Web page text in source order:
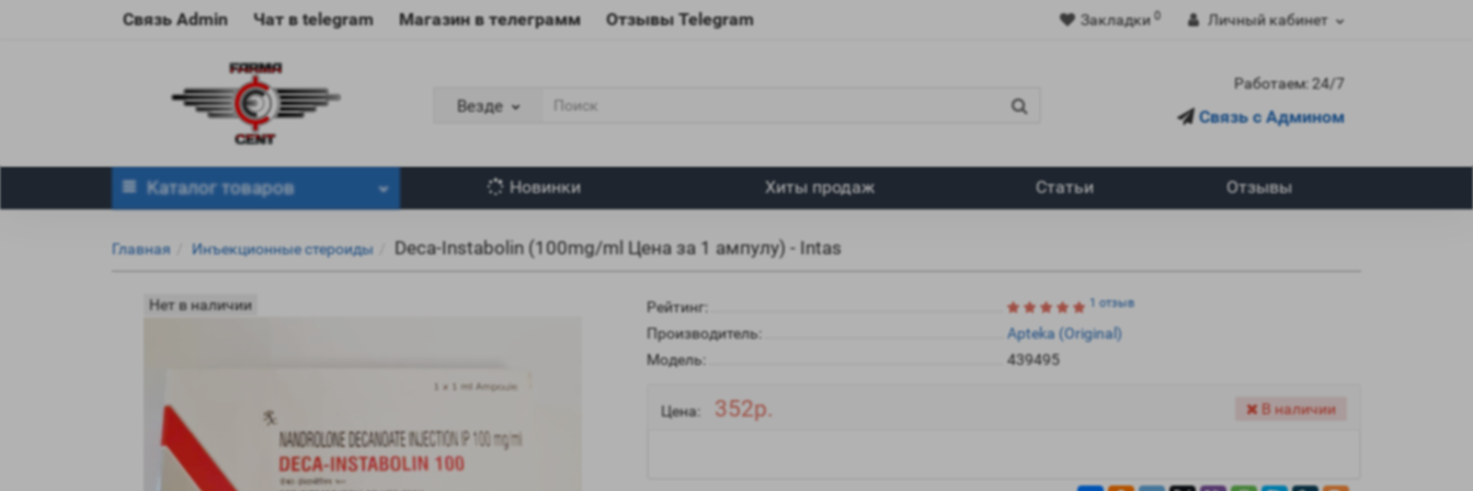
Связь Admin Чат в telegram Магазин в телеграмм Отзывы Telegram Закладки 0 Личный кабинет
Везде
Работаем: 24/7
Связь с Админом
Каталог товаров Новинки Хиты продаж Статьи Отзывы
Главная Инъекционные стероиды Deca-Instabolin (100mg/ml Цена за 1 ампулу) - Intas
Нет в наличии Рейтинг: 1 отзыв
Производитель:
Apteka (Original)
Модель:
439495
Цена: 352р. В наличии